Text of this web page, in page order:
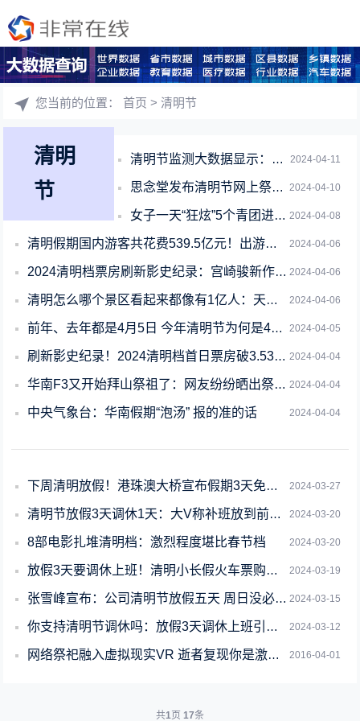
您当前的位置：首页 > 清明节
清明
节
2024-04-11
清明节监测大数据显示：学历越高越容易接受网上祭奠
2024-04-10
思念堂发布清明节网上祭奠热度监测：北京最高！
2024-04-08
女子一天“狂炫”5个青团进医院 医生：不能贪吃
2024-04-06
清明假期国内游客共花费539.5亿元！出游人次达1.19亿
2024-04-06
2024清明档票房刷新影史纪录：宫崎骏新作《你想活出怎样的人生》夺冠 中国内地
2024-04-06
清明怎么哪个景区看起来都像有1亿人：天水、淄博等“小城”最受欢迎
2024-04-05
前年、去年都是4月5日 今年清明节为何是4月4日 专家释疑
2024-04-04
刷新影史纪录！2024清明档首日票房破3.53亿：宫崎骏“告别作”领跑
2024-04-04
华南F3又开始拜山祭祖了：网友纷纷晒出祭祖视频
2024-04-04
中央气象台：华南假期“泡汤” 报的准的话
2024-03-27
下周清明放假！港珠澳大桥宣布假期3天免费通行
2024-03-20
清明节放假3天调休1天：大V称补班放到前一个周末 4天小长假更合理
2024-03-20
8部电影扎堆清明档：激烈程度堪比春节档
2024-03-19
放假3天要调休上班！清明小长假火车票购票日历来了
2024-03-15
张雪峰宣布：公司清明节放假五天 周日没必要调休
2024-03-12
你支持清明节调休吗：放假3天调休上班引热议 网友制作拼假攻略
2016-04-01
网络祭祀融入虚拟现实VR 逝者复现你是激动还是害怕？
共1页 17条